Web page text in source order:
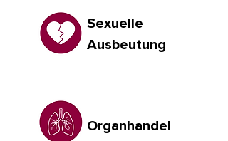
Sexuelle
Ausbeutung
Organhandel